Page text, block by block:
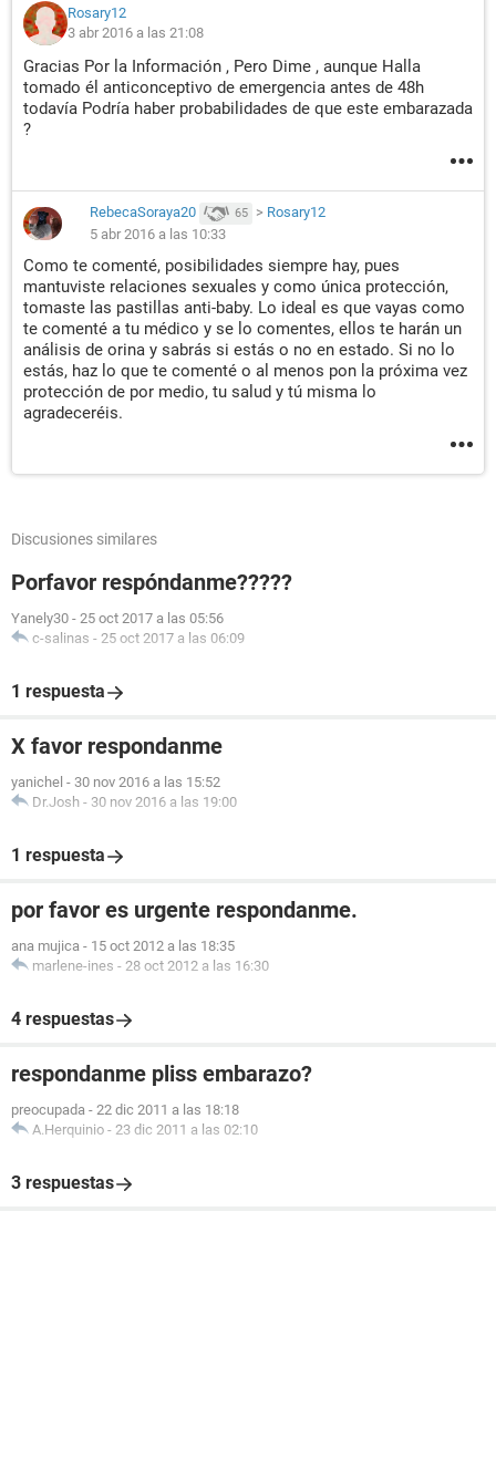
Rosary12
3 abr 2016 a las 21:08
Gracias Por la Información , Pero Dime , aunque Halla
tomado él anticonceptivo de emergencia antes de 48h
todavía Podría haber probabilidades de que este embarazada
?
RebecaSoraya20 65 > Rosary12
5 abr 2016 a las 10:33
Como te comenté, posibilidades siempre hay, pues
mantuviste relaciones sexuales y como única protección,
tomaste las pastillas anti-baby. Lo ideal es que vayas como
te comenté a tu médico y se lo comentes, ellos te harán un
análisis de orina y sabrás si estás o no en estado. Si no lo
estás, haz lo que te comenté o al menos pon la próxima vez
protección de por medio, tu salud y tú misma lo
agradeceréis.
Discusiones similares
Porfavor respóndanme?????
Yanely30 - 25 oct 2017 a las 05:56
c-salinas - 25 oct 2017 a las 06:09
1 respuesta
X favor respondanme
yanichel - 30 nov 2016 a las 15:52
Dr.Josh - 30 nov 2016 a las 19:00
1 respuesta
por favor es urgente respondanme.
ana mujica - 15 oct 2012 a las 18:35
marlene-ines - 28 oct 2012 a las 16:30
4 respuestas
respondanme pliss embarazo?
preocupada - 22 dic 2011 a las 18:18
A.Herquinio - 23 dic 2011 a las 02:10
3 respuestas